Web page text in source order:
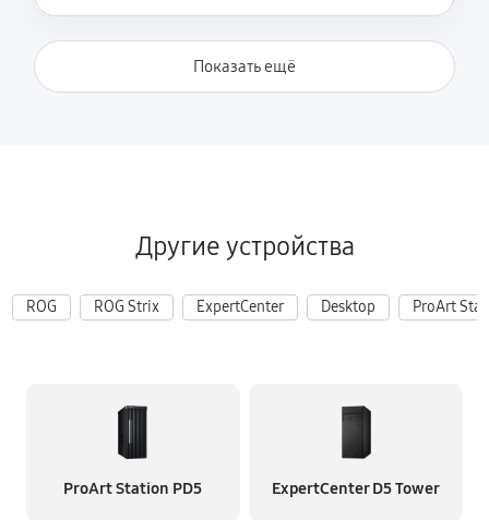
Показать ещё
Другие устройства
ROG ROG Strix ExpertCenter Desktop ProArt
ProArt Station PD5 ExpertCenter D5 Tower